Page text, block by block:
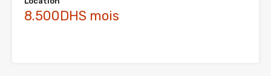
8.500DHS mois